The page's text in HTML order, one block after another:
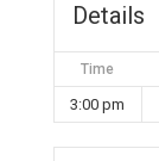
Details
Time
3:00 pm